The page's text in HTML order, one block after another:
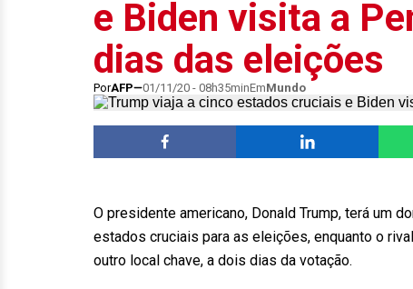
e Biden visita a
dias das eleições
PorAFP 01/11/20 - 08h35minEmMundo
O presidente americano, Donald Trump, terá um
estados cruciais para as eleições, enquanto o
outro local chave, a dois dias da votação.